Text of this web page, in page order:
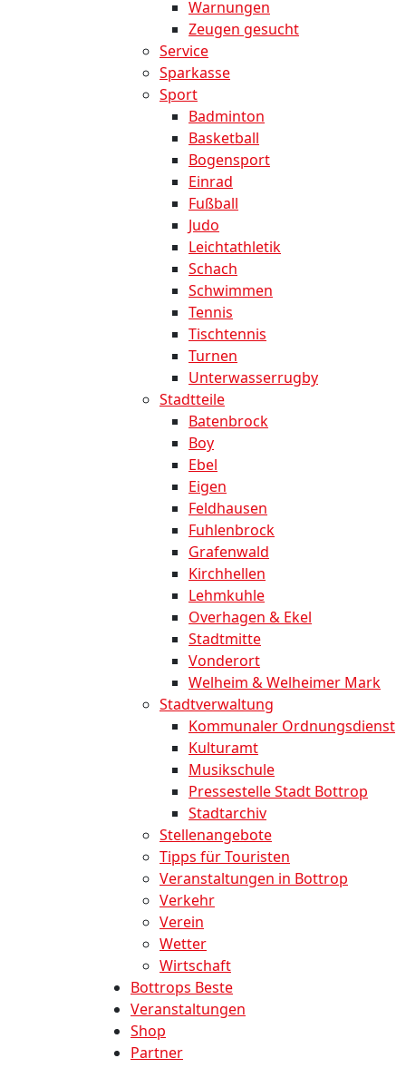
Warnungen
Zeugen gesucht
Service
Sparkasse
Sport
Badminton
Basketball
Bogensport
Einrad
Fußball
Judo
Leichtathletik
Schach
Schwimmen
Tennis
Tischtennis
Turnen
Unterwasserrugby
Stadtteile
Batenbrock
Boy
Ebel
Eigen
Feldhausen
Fuhlenbrock
Grafenwald
Kirchhellen
Lehmkuhle
Overhagen & Ekel
Stadtmitte
Vonderort
Welheim & Welheimer Mark
Stadtverwaltung
Kommunaler Ordnungsdienst
Kulturamt
Musikschule
Pressestelle Stadt Bottrop
Stadtarchiv
Stellenangebote
Tipps für Touristen
Veranstaltungen in Bottrop
Verkehr
Verein
Wetter
Wirtschaft
Bottrops Beste
Veranstaltungen
Shop
Partner